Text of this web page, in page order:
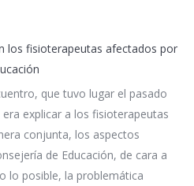
los fisioterapeutas afectados por
que tuvo lugar el pasado
explicar a los fisioterapeutas
conjunta, los aspectos
de Educación, de cara a
lo posible, la problemática